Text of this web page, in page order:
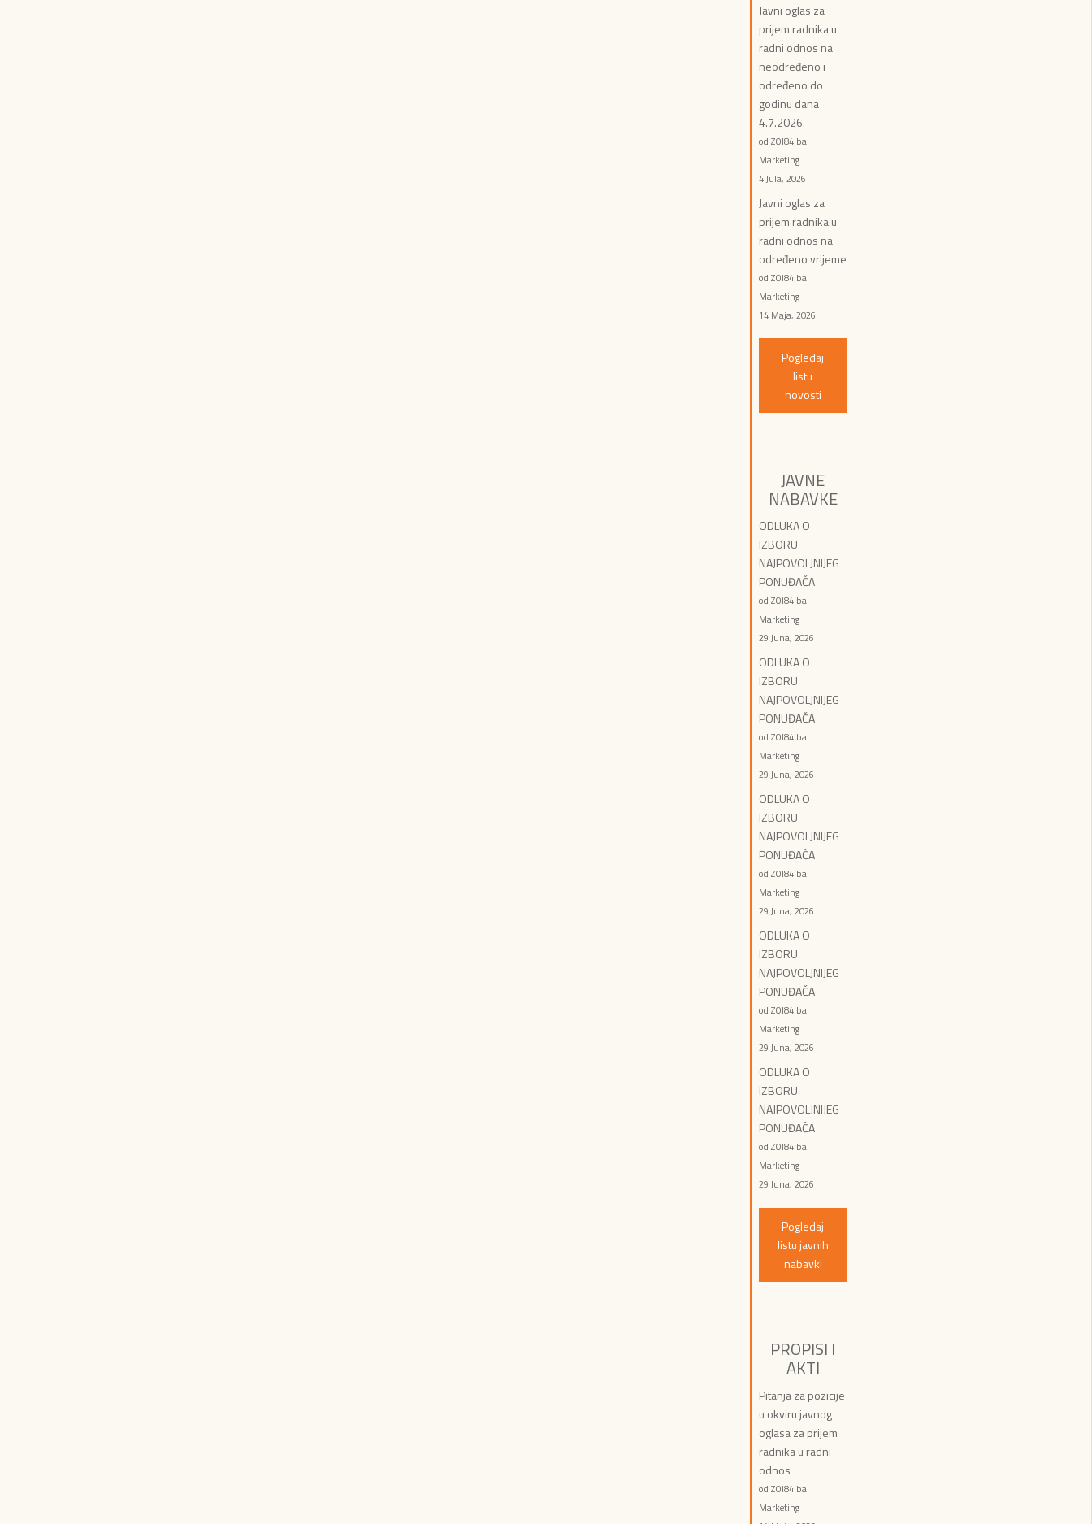
Javni oglas za
prijem radnika u
radni odnos na
neodređeno i
određeno do
godinu dana
4.7.2026.
od ZOI84.ba
Marketing
4 Jula, 2026
Javni oglas za
prijem radnika u
radni odnos na
određeno vrijeme
od ZOI84.ba
Marketing
14 Maja, 2026
Pogledaj
listu
novosti
JAVNE
NABAVKE
ODLUKA O
IZBORU
NAJPOVOLJNIJEG
PONUĐAČA
od ZOI84.ba
Marketing
29 Juna, 2026
ODLUKA O
IZBORU
NAJPOVOLJNIJEG
PONUĐAČA
od ZOI84.ba
Marketing
29 Juna, 2026
ODLUKA O
IZBORU
NAJPOVOLJNIJEG
PONUĐAČA
od ZOI84.ba
Marketing
29 Juna, 2026
ODLUKA O
IZBORU
NAJPOVOLJNIJEG
PONUĐAČA
od ZOI84.ba
Marketing
29 Juna, 2026
ODLUKA O
IZBORU
NAJPOVOLJNIJEG
PONUĐAČA
od ZOI84.ba
Marketing
29 Juna, 2026
Pogledaj
listu javnih
nabavki
PROPISI I
AKTI
Pitanja za pozicije
u okviru javnog
oglasa za prijem
radnika u radni
odnos
od ZOI84.ba
Marketing